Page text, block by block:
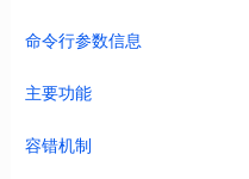
命令行参数信息
主要功能
容错机制